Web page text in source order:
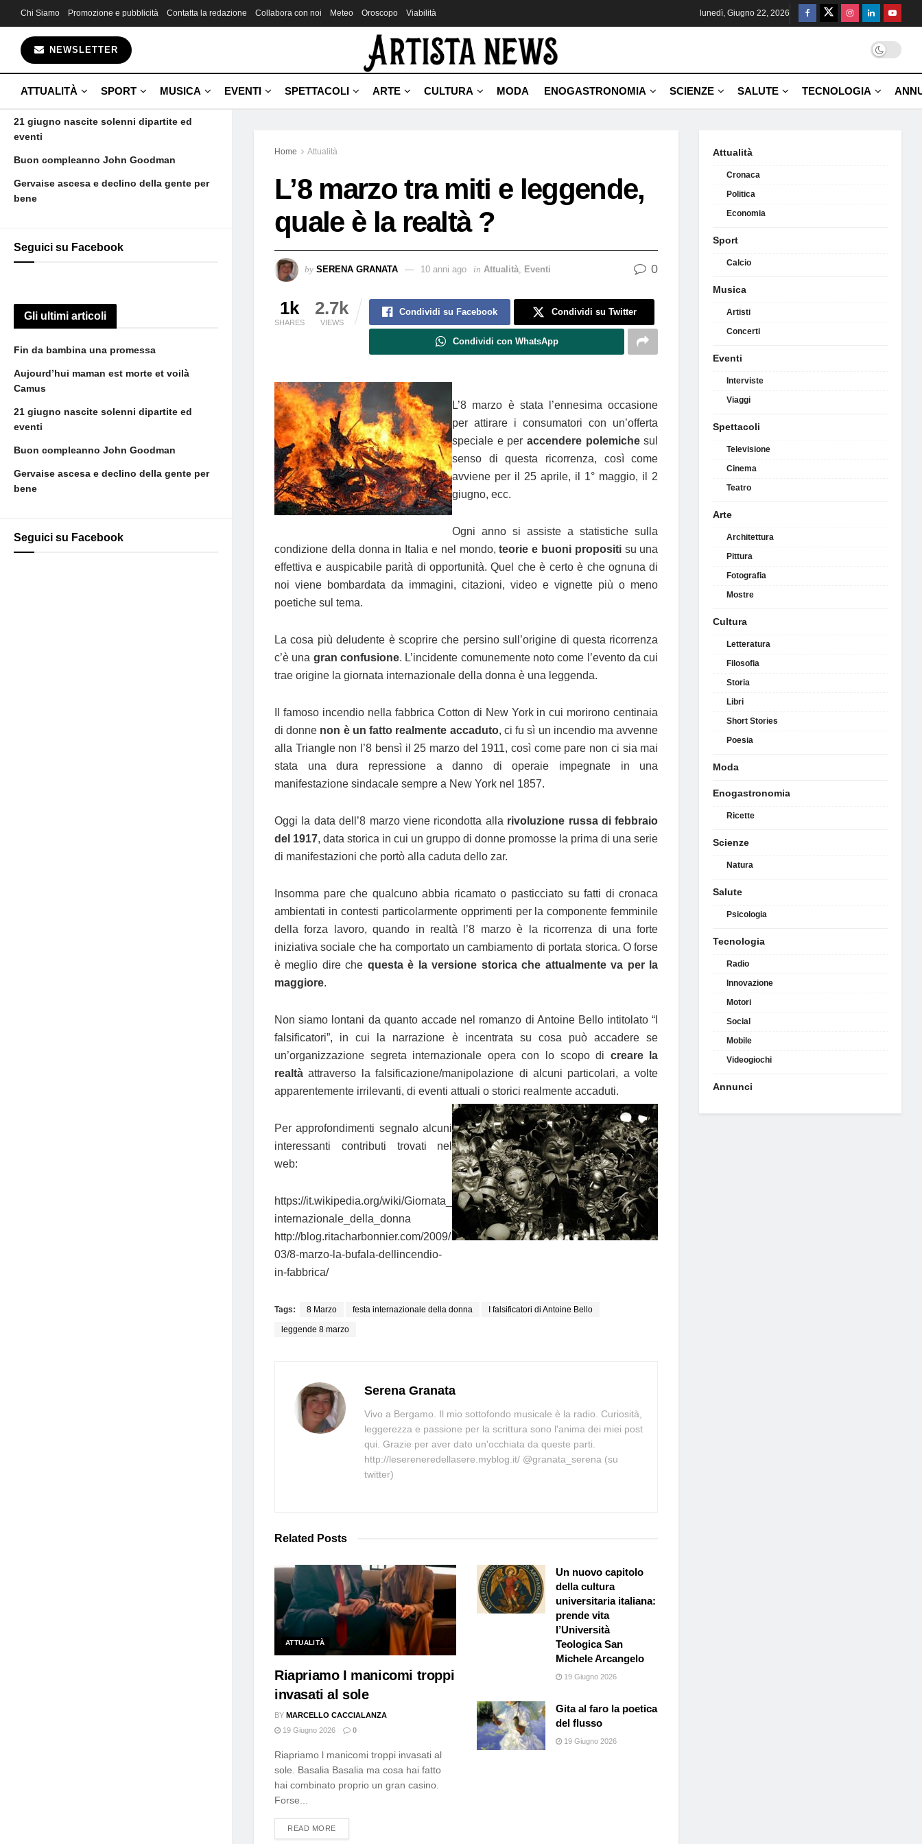
Gli ultimi articoli
Fin da bambina una promessa
Aujourd’hui maman est morte et voilà
Camus
21 giugno nascite solenni dipartite ed
eventi
Buon compleanno John Goodman
Gervaise ascesa e declino della gente per
bene
Seguici su Facebook
Gli ultimi articoli
Fin da bambina una promessa
Aujourd’hui maman est morte et voilà
Camus
21 giugno nascite solenni dipartite ed
eventi
Buon compleanno John Goodman
Gervaise ascesa e declino della gente per
bene
Seguici su Facebook
Chi Siamo Promozione e pubblicità Contatta la redazione Collabora con noi Meteo Oroscopo Viabilità lunedì, Giugno 22, 2026
NEWSLETTER
ATTUALITÀ SPORT MUSICA EVENTI SPETTACOLI ARTE CULTURA MODA ENOGASTRONOMIA SCIENZE SALUTE TECNOLOGIA
Home Attualità
L’8 marzo tra miti e leggende,
quale è la realtà ?
by SERENA GRANATA 10 anni ago in Attualità Eventi 0
1k
SHARES
2.7k
VIEWS
Condividi su Facebook Condividi su Twitter
Condividi con WhatsApp
L’8 marzo è stata l’ennesima occasione
per attirare i consumatori con un’offerta
speciale e per accendere polemichesul
senso di questa ricorrenza, così come
avviene per il 25 aprile, il 1° maggio, il 2
giugno, ecc.
Ogni anno si assiste a statistiche sulla
condizione della donna in Italia e nel mondo,teorie e buoni propositisu una
effettiva e auspicabile parità di opportunità. Quel che è certo è che ognuna di
noi viene bombardata da immagini, citazioni, video e vignette più o meno
poetiche sul tema.
La cosa più deludente è scoprire che persino sull’origine di questa ricorrenza
c’è una gran confusione. L’incidente comunemente noto come l’evento da cui
trae origine la giornata internazionale della donna è una leggenda.
Il famoso incendio nella fabbrica Cotton di New York in cui morirono centinaia
di donne non è un fatto realmente accaduto, ci fu sì un incendio ma avvenne
alla Triangle non l’8 bensì il 25 marzo del 1911, così come pare non ci sia mai
stata una dura repressione a danno di operaie impegnate in una
manifestazione sindacale sempre a New York nel 1857.
Oggi la data dell’8 marzo viene ricondotta alla rivoluzione russa di febbraio
del 1917, data storica in cui un gruppo di donne promosse la prima di una serie
di manifestazioni che portò alla caduta dello zar.
Insomma pare che qualcuno abbia ricamato o pasticciato su fatti di cronaca
ambientati in contesti particolarmente opprimenti per la componente femminile
della forza lavoro, quando in realtà l’8 marzo è la ricorrenza di una forte
iniziativa sociale che ha comportato un cambiamento di portata storica. O forse
è meglio dire che questa è la versione storica che attualmente va per la
maggiore.
Non siamo lontani da quanto accade nel romanzo di Antoine Bello intitolato “I
falsificatori”, in cui la narrazione è incentrata su cosa può accadere se
un’organizzazione segreta internazionale opera con lo scopo di creare la
realtà attraverso la falsificazione/manipolazione di alcuni particolari, a volte
apparentemente irrilevanti, di eventi attuali o storici realmente accaduti.
Per approfondimenti segnalo alcuni
interessanti contributi trovati nel
web:
https://it.wikipedia.org/wiki/Giornata_
internazionale_della_donna
http://blog.ritacharbonnier.com/2009/
03/8-marzo-la-bufala-dellincendio-
in-fabbrica/
Tags: 8 Marzo festa internazionale della donna I falsificatori di Antoine Bello
leggende 8 marzo
Serena Granata
Vivo a Bergamo. Il mio sottofondo musicale è la radio. Curiosità,
leggerezza e passione per la scrittura sono l'anima dei miei post
qui. Grazie per aver dato un'occhiata da queste parti.
http://lesereneredellasere.myblog.it/ @granata_serena (su
twitter)
Related Posts
ATTUALITÀ
Riapriamo I manicomi troppi
invasati al sole
BY MARCELLO CACCIALANZA
19 Giugno 2026
0
Riapriamo l manicomi troppi invasati al
sole. Basalia Basalia ma cosa hai fatto
hai combinato proprio un gran casino.
Forse...
READ MOREDETAILS
Un nuovo capitolo
della cultura
universitaria italiana:
prende vita
l’Università
Teologica San
Michele Arcangelo
19 Giugno 2026
Gita al faro la poetica
del flusso
19 Giugno 2026
Attualità
Cronaca
Politica
Economia
Sport
Calcio
Musica
Artisti
Concerti
Eventi
Interviste
Viaggi
Spettacoli
Televisione
Cinema
Teatro
Arte
Architettura
Pittura
Fotografia
Mostre
Cultura
Letteratura
Filosofia
Storia
Libri
Short Stories
Poesia
Moda
Enogastronomia
Ricette
Scienze
Natura
Salute
Psicologia
Tecnologia
Radio
Innovazione
Motori
Social
Mobile
Videogiochi
Annunci